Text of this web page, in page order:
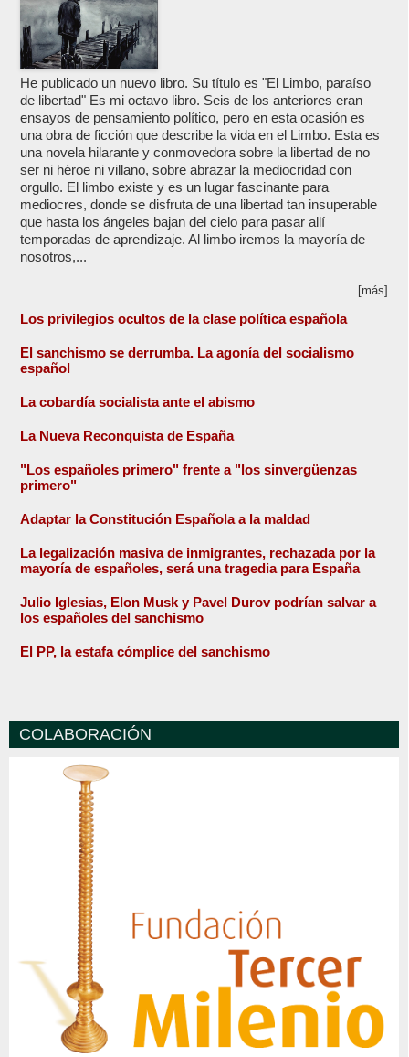
He publicado un nuevo libro. Su título es "El Limbo, paraíso
de libertad" Es mi octavo libro. Seis de los anteriores eran
ensayos de pensamiento político, pero en esta ocasión es
una obra de ficción que describe la vida en el Limbo. Esta es
una novela hilarante y conmovedora sobre la libertad de no
ser ni héroe ni villano, sobre abrazar la mediocridad con
orgullo. El limbo existe y es un lugar fascinante para
mediocres, donde se disfruta de una libertad tan insuperable
que hasta los ángeles bajan del cielo para pasar allí
temporadas de aprendizaje. Al limbo iremos la mayoría de
nosotros,...
[más]
Los privilegios ocultos de la clase política española
El sanchismo se derrumba. La agonía del socialismo
español
La cobardía socialista ante el abismo
La Nueva Reconquista de España
"Los españoles primero" frente a "los sinvergüenzas
primero"
Adaptar la Constitución Española a la maldad
La legalización masiva de inmigrantes, rechazada por la
mayoría de españoles, será una tragedia para España
Julio Iglesias, Elon Musk y Pavel Durov podrían salvar a
los españoles del sanchismo
El PP, la estafa cómplice del sanchismo
COLABORACIÓN